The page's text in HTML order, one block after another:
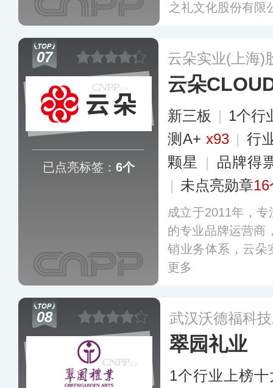
之礼文化股份有限
07
已点亮标签： 6个
云朵实业(上海)
云朵
新三板 | 1个行
测A+ x93 | 行
颗星
| 品牌得
| 未点亮勋章16
成立于2011年，
的专业品牌运营商
销业务体系，云朵
更多
08 武汉沃德福科
翠园礼业
1个行业上榜